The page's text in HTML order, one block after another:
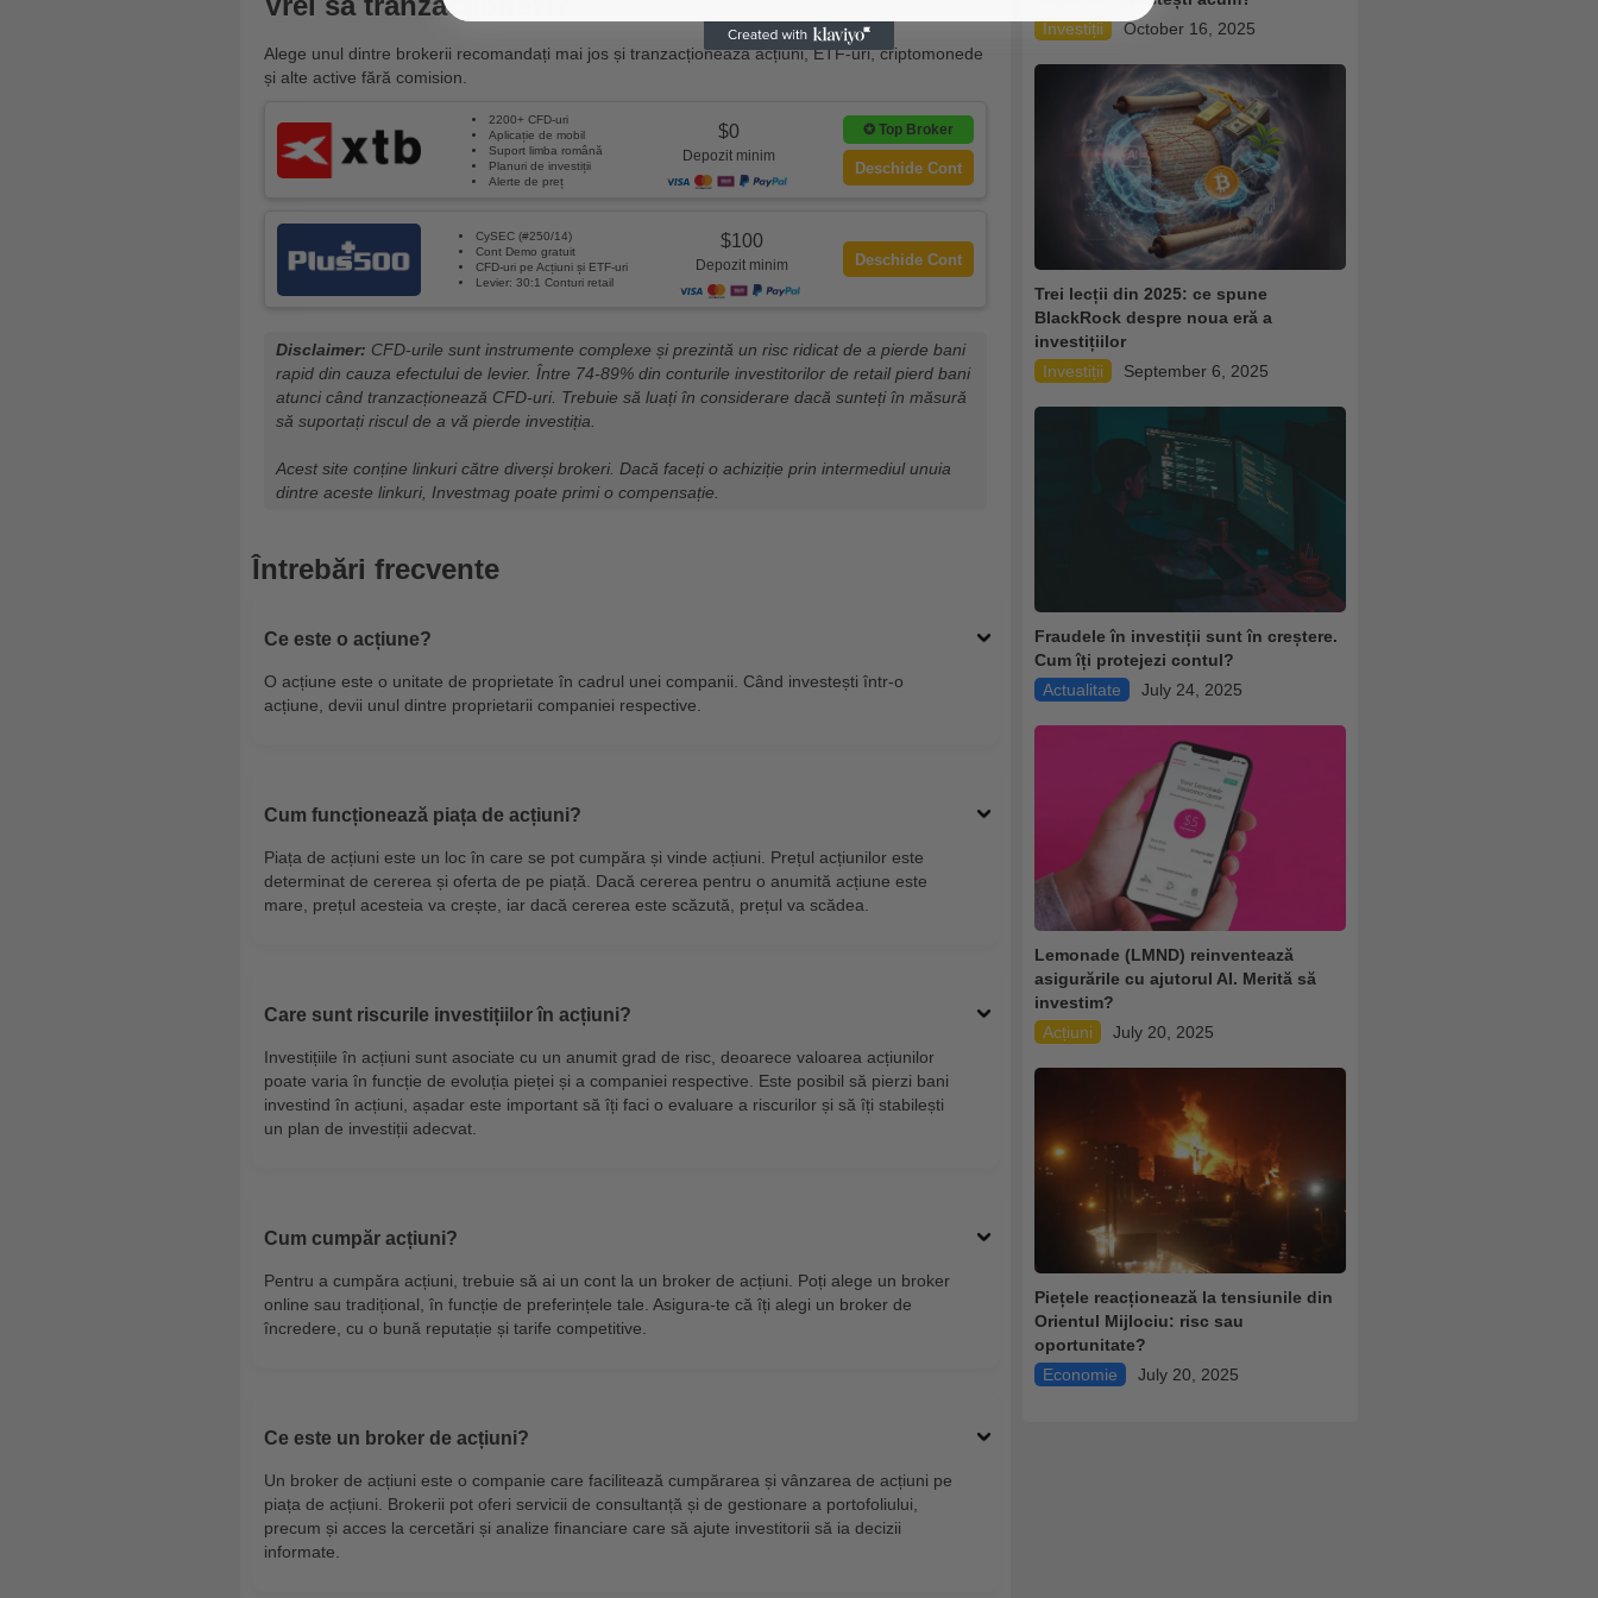
Alege unul dintre brokerii recomandați mai jos și tranzacționează acțiuni, ETF-uri, criptomonede
și alte active fără comision.
2200+ CFD-uri
Aplicație de mobil
Suport limba română
Planuri de investiții
Alerte de preț
$0
Depozit minim
✪ Top Broker
Deschide Cont
CySEC (#250/14)
Cont Demo gratuit
CFD-uri pe Acțiuni și ETF-uri
Levier: 30:1 Conturi retail
$100
Depozit minim Deschide Cont
Disclaimer: CFD-urile sunt instrumente complexe și prezintă un risc ridicat de a pierde bani
rapid din cauza efectului de levier. Între 74-89% din conturile investitorilor de retail pierd bani
atunci când tranzacționează CFD-uri. Trebuie să luați în considerare dacă sunteți în măsură
să suportați riscul de a vă pierde investiția.
Acest site conține linkuri către diverși brokeri. Dacă faceți o achiziție prin intermediul unuia
dintre aceste linkuri, Investmag poate primi o compensație.
Întrebări frecvente
Ce este o acțiune?
O acțiune este o unitate de proprietate în cadrul unei companii. Când investești într-o
acțiune, devii unul dintre proprietarii companiei respective.
Cum funcționează piața de acțiuni?
Piața de acțiuni este un loc în care se pot cumpăra și vinde acțiuni. Prețul acțiunilor este
determinat de cererea și oferta de pe piață. Dacă cererea pentru o anumită acțiune este
mare, prețul acesteia va crește, iar dacă cererea este scăzută, prețul va scădea.
Care sunt riscurile investițiilor în acțiuni?
Investițiile în acțiuni sunt asociate cu un anumit grad de risc, deoarece valoarea acțiunilor
poate varia în funcție de evoluția pieței și a companiei respective. Este posibil să pierzi bani
investind în acțiuni, așadar este important să îți faci o evaluare a riscurilor și să îți stabilești
un plan de investiții adecvat.
Cum cumpăr acțiuni?
Pentru a cumpăra acțiuni, trebuie să ai un cont la un broker de acțiuni. Poți alege un broker
online sau tradițional, în funcție de preferințele tale. Asigura-te că îți alegi un broker de
încredere, cu o bună reputație și tarife competitive.
Ce este un broker de acțiuni?
Un broker de acțiuni este o companie care facilitează cumpărarea și vânzarea de acțiuni pe
piața de acțiuni. Brokerii pot oferi servicii de consultanță și de gestionare a portofoliului,
precum și acces la cercetări și analize financiare care să ajute investitorii să ia decizii
informate.
Investiții
October 16, 2025
Trei lecții din 2025: ce spune
BlackRock despre noua eră a
investițiilor
Investiții
September 6, 2025
Fraudele în investiții sunt în creștere.
Cum îți protejezi contul?
Actualitate
July 24, 2025
Lemonade (LMND) reinventează
asigurările cu ajutorul AI. Merită să
investim?
Acțiuni
July 20, 2025
Piețele reacționează la tensiunile din
Orientul Mijlociu: risc sau
oportunitate?
Economie
July 20, 2025